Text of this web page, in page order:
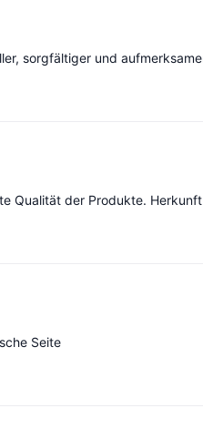
sorgfältiger und
Qualität der Produkte.
Seite